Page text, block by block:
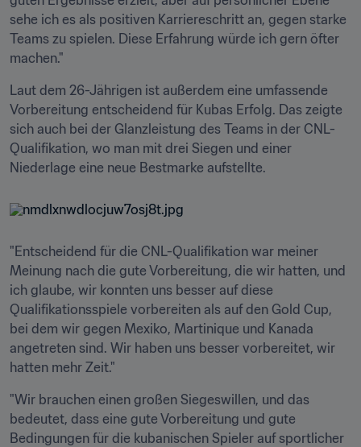
sehe ich es als positiven Karriereschritt an, gegen starke
Teams zu spielen. Diese Erfahrung würde ich gern öfter
machen."
Laut dem 26-Jährigen ist außerdem eine umfassende
Vorbereitung entscheidend für Kubas Erfolg. Das zeigte
sich auch bei der Glanzleistung des Teams in der CNL-
Qualifikation, wo man mit drei Siegen und einer
Niederlage eine neue Bestmarke aufstellte.
"Entscheidend für die CNL-Qualifikation war meiner
Meinung nach die gute Vorbereitung, die wir hatten, und
ich glaube, wir konnten uns besser auf diese
Qualifikationsspiele vorbereiten als auf den Gold Cup,
bei dem wir gegen Mexiko, Martinique und Kanada
angetreten sind. Wir haben uns besser vorbereitet, wir
hatten mehr Zeit."
"Wir brauchen einen großen Siegeswillen, und das
bedeutet, dass eine gute Vorbereitung und gute
Bedingungen für die kubanischen Spieler auf sportlicher